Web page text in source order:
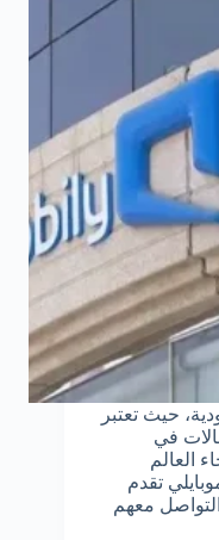
العملاء 056 السعودية، حيث تعتبر
في
العالم
تقدم
معهم